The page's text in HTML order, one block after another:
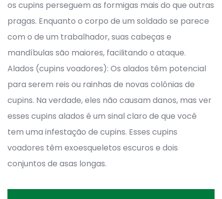
os cupins perseguem as formigas mais do que outras
pragas. Enquanto o corpo de um soldado se parece
com o de um trabalhador, suas cabeças e
mandíbulas são maiores, facilitando o ataque.
Alados (cupins voadores): Os alados têm potencial
para serem reis ou rainhas de novas colônias de
cupins. Na verdade, eles não causam danos, mas ver
esses cupins alados é um sinal claro de que você
tem uma infestação de cupins. Esses cupins
voadores têm exoesqueletos escuros e dois
conjuntos de asas longas.